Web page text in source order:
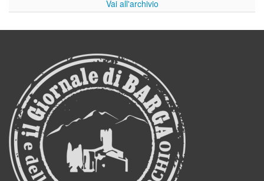
Vai all'archivio